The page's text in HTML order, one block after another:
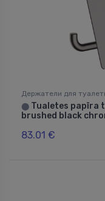
Держатели для
⬤ Tualetes papīra
brushed black
83.01 €